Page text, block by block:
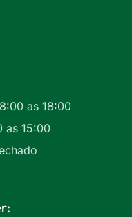
as 18:00
as 15:00